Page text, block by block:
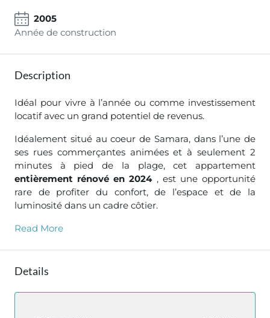
2005
Année de construction
Description
Idéal pour vivre à l’année ou comme investissement
locatif avec un grand potentiel de revenus.
Idéalement situé au coeur de Samara, dans l’une de
ses rues commerçantes animées et à seulement 2
minutes à pied de la plage, cet appartement
entièrement rénové en 2024, est une opportunité
rare de profiter du confort, de l’espace et de la
luminosité dans un cadre côtier.
Read More
Details